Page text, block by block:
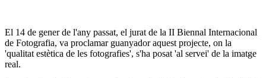
El 14 de gener de l'any passat, el jurat de la II Biennal Internacional
de Fotografia, va proclamar guanyador aquest projecte, on la
'qualitat estètica de les fotografies', s'ha posat 'al servei' de la imatge
real.